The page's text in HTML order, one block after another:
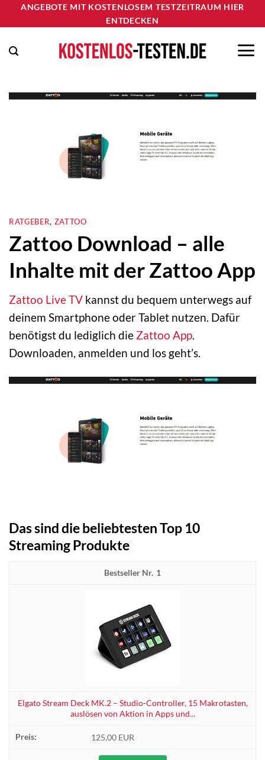
Zum
Inhalt
springen
ANGEBOTE MIT KOSTENLOSEM TESTZEITRAUM HIER
ENTDECKEN
RATGEBER, ZATTOO
Zattoo Download – alle
Inhalte mit der Zattoo App
Zattoo Live TV kannst du bequem unterwegs auf
deinem Smartphone oder Tablet nutzen. Dafür
benötigst du lediglich die Zattoo App.
Downloaden, anmelden und los geht’s.
Das sind die beliebtesten Top 10
Streaming Produkte
1
Elgato Stream Deck MK.2 – Studio-Controller, 15 Makrotasten,
auslösen von Aktion in Apps und...
125,00 EUR